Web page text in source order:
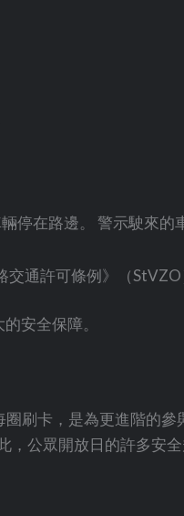
在路邊。 警示駛來的
通許可條例》（StVZO
安全保障。
刷卡，是為更進階的
公眾開放日的許多安